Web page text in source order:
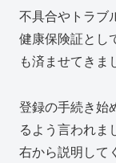
不具合やトラブ
健康保険証とし
も済ませてきま
登録の手続き始
るよう言われま
右から説明して